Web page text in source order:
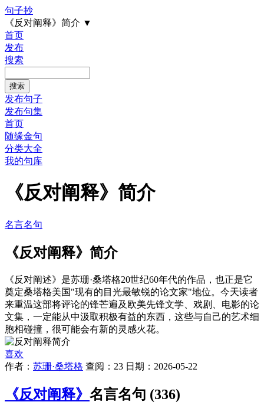
句子抄
《反对阐释》简介 ▼
首页
发布
搜索
发布句子
发布句集
首页
随缘金句
分类大全
我的句库
《反对阐释》简介
名言名句
《反对阐释》简介
《反对阐述》是苏珊·桑塔格20世纪60年代的作品，也正是它
奠定桑塔格美国"现有的目光最敏锐的论文家"地位。今天读者
来重温这部将评论的锋芒遍及欧美先锋文学、戏剧、电影的论
文集，一定能从中汲取积极有益的东西，这些与自己的艺术细
胞相碰撞，很可能会有新的灵感火花。
喜欢
作者： 苏珊·桑塔格 查阅：23 日期：2026-05-22
《反对阐释》 名言名句 (336)